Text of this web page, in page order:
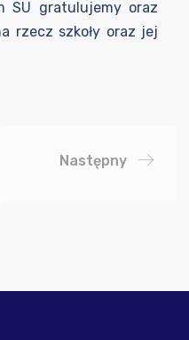
SU gratulujemy oraz
rzecz szkoły oraz jej
Następny